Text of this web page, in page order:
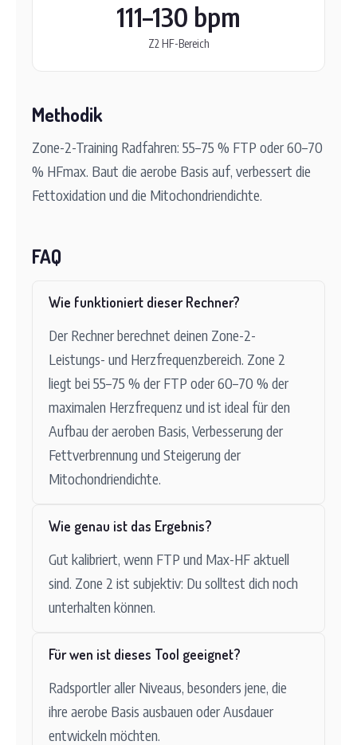
111–130 bpm
Z2 HF-Bereich
Methodik
Zone-2-Training Radfahren: 55–75 % FTP oder 60–70
% HFmax. Baut die aerobe Basis auf, verbessert die
Fettoxidation und die Mitochondriendichte.
FAQ
Wie funktioniert dieser Rechner?
Der Rechner berechnet deinen Zone-2-
Leistungs- und Herzfrequenzbereich. Zone 2
liegt bei 55–75 % der FTP oder 60–70 % der
maximalen Herzfrequenz und ist ideal für den
Aufbau der aeroben Basis, Verbesserung der
Fettverbrennung und Steigerung der
Mitochondriendichte.
Wie genau ist das Ergebnis?
Gut kalibriert, wenn FTP und Max-HF aktuell
sind. Zone 2 ist subjektiv: Du solltest dich noch
unterhalten können.
Für wen ist dieses Tool geeignet?
Radsportler aller Niveaus, besonders jene, die
ihre aerobe Basis ausbauen oder Ausdauer
entwickeln möchten.